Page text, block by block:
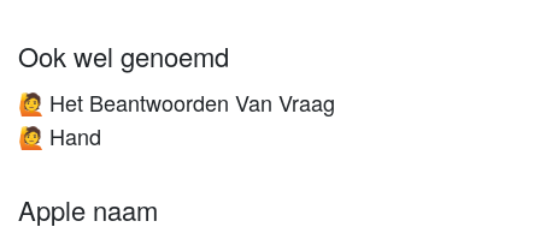
Ook wel genoemd
🙋 Het Beantwoorden Van Vraag
🙋 Hand
Apple naam